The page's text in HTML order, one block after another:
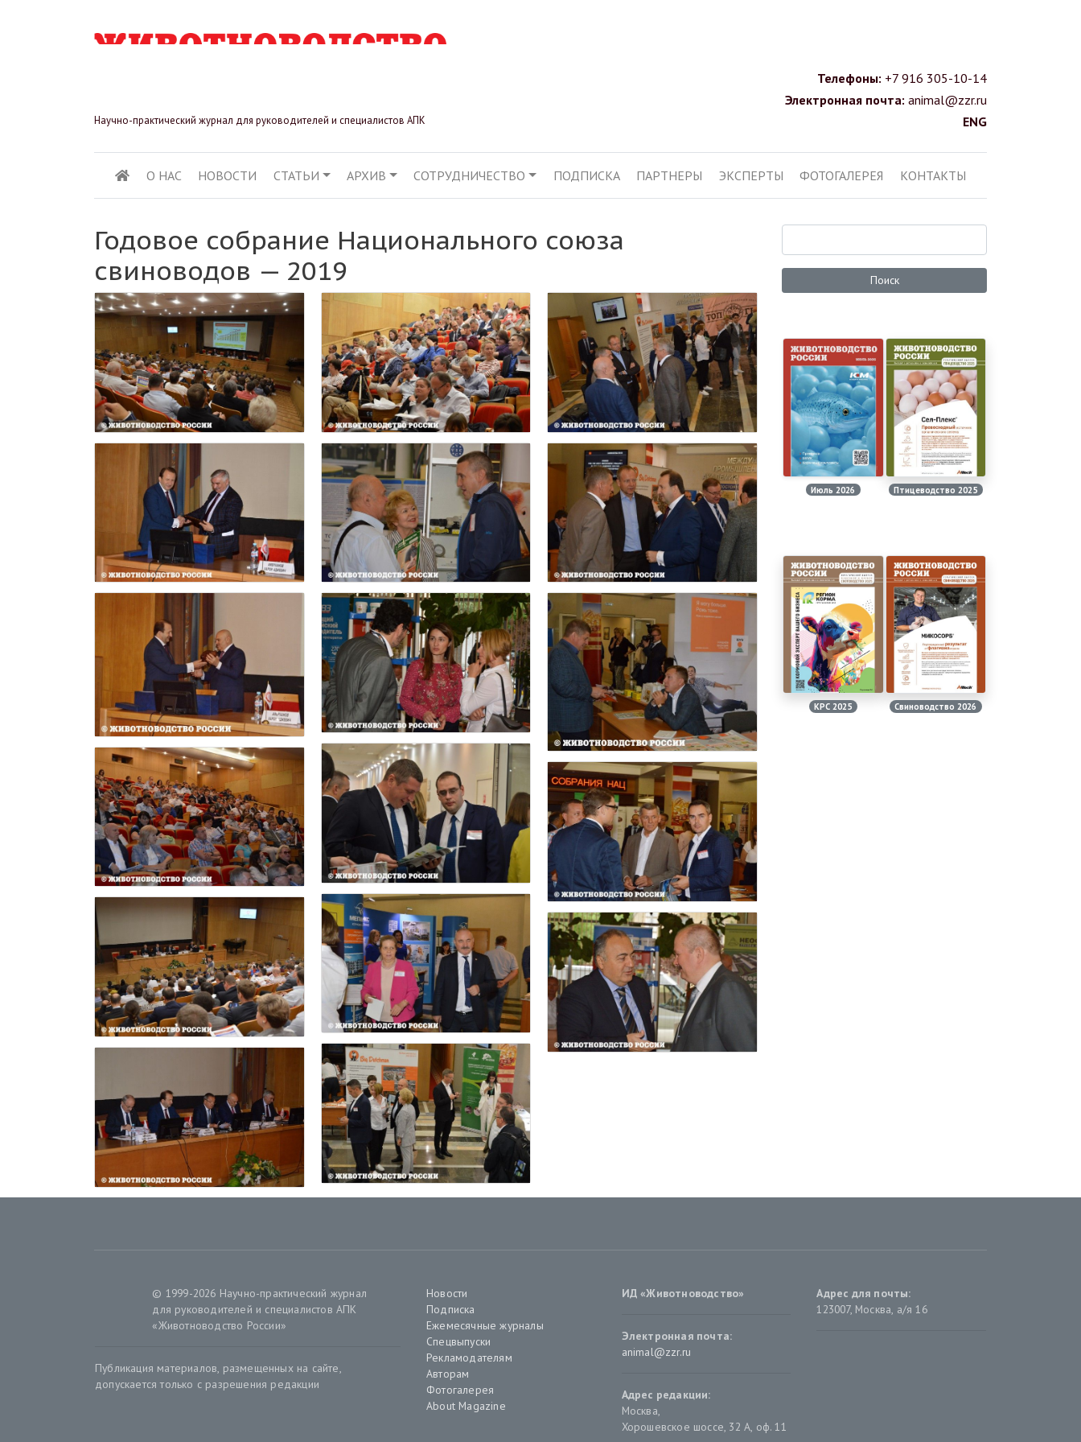
Научно-практический журнал для руководителей и специалистов АПК
Телефоны: +7 916 305-10-14
Электронная почта: animal@zzr.ru
ENG
ОСНОВНАЯ НАВИГАЦИЯ
О НАС НОВОСТИ СТАТЬИ АРХИВ СОТРУДНИЧЕСТВО ПОДПИСКА ПАРТНЕРЫ ЭКСПЕРТЫ ФОТОГАЛЕРЕЯ КОНТАКТЫ
Годовое собрание Национального союза
свиноводов — 2019
Поиск
Июль 2026 Птицеводство 2025
КРС 2025 Свиноводство 2026
© 1999-2026 Научно-практический журнал
для руководителей и специалистов АПК
«Животноводство России»
Публикация материалов, размещенных на сайте,
допускается только с разрешения редакции
Новости
Подписка
Ежемесячные журналы
Спецвыпуски
Рекламодателям
Авторам
Фотогалерея
About Magazine
ИД «Животноводство»
Электронная почта:
animal@zzr.ru
Адрес редакции:
Москва
Хорошевское шоссе, 32 А, оф. 11
Адрес для почты:
123007, Москва, а/я 16